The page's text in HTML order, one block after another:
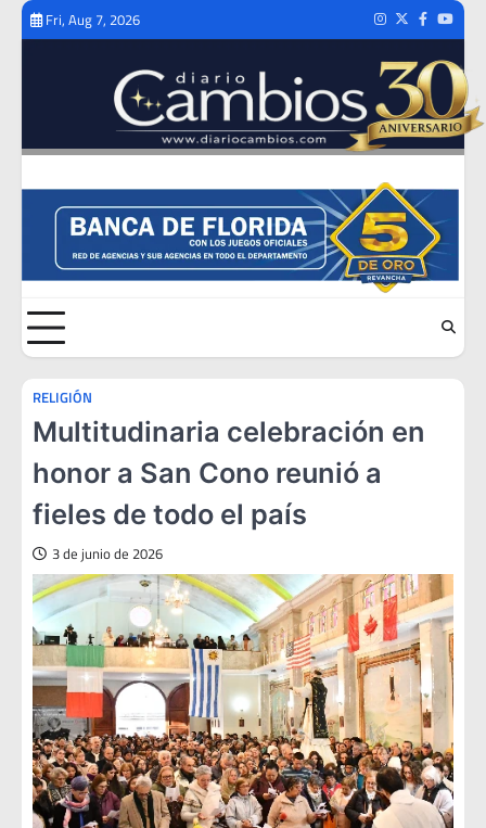
Skip
Fri, Aug 7, 2026 Instagram
TwitterFacebook
RELIGIÓN
Multitudinaria celebración en
honor a San Cono reunió a
fieles de todo el país
3 de junio de 2026